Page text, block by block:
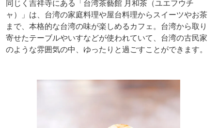
同じく吉祥寺にある「台湾茶藝館 月和茶（ユエフウチ
ャ）」は、台湾の家庭料理や屋台料理からスイーツやお茶
まで、本格的な台湾の味が楽しめるカフェ。台湾から取り
寄せたテーブルやいすなどが使われていて、台湾の古民家
のような雰囲気の中、ゆったりと過ごすことができます。